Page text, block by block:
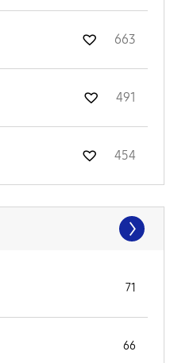
663
491
454
71
66